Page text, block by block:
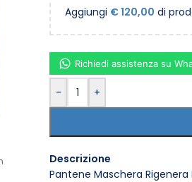
Aggiungi €120,00 di
- +
Richiedi assistenza su
Descrizione
Pantene Maschera